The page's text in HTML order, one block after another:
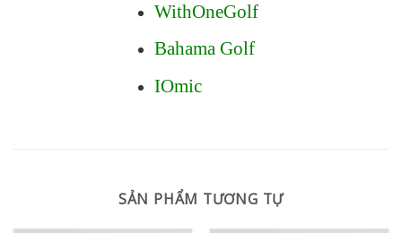
WithOneGolf
Bahama Golf
IOmic
SẢN PHẨM TƯƠNG TỰ